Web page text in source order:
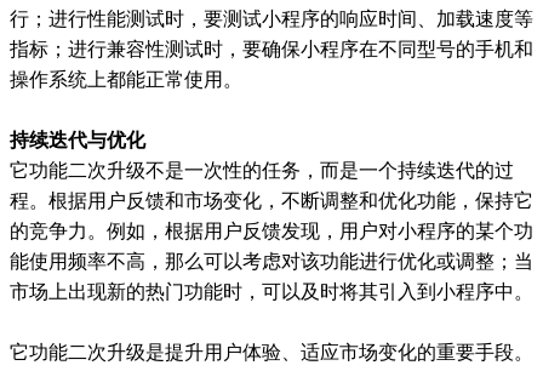
行；进行性能测试时，要测试小程序的响应时间、加载速度等
指标；进行兼容性测试时，要确保小程序在不同型号的手机和
操作系统上都能正常使用。
持续迭代与优化
它功能二次升级不是一次性的任务，而是一个持续迭代的过
程。根据用户反馈和市场变化，不断调整和优化功能，保持它
的竞争力。例如，根据用户反馈发现，用户对小程序的某个功
能使用频率不高，那么可以考虑对该功能进行优化或调整；当
市场上出现新的热门功能时，可以及时将其引入到小程序中。
它功能二次升级是提升用户体验、适应市场变化的重要手段。